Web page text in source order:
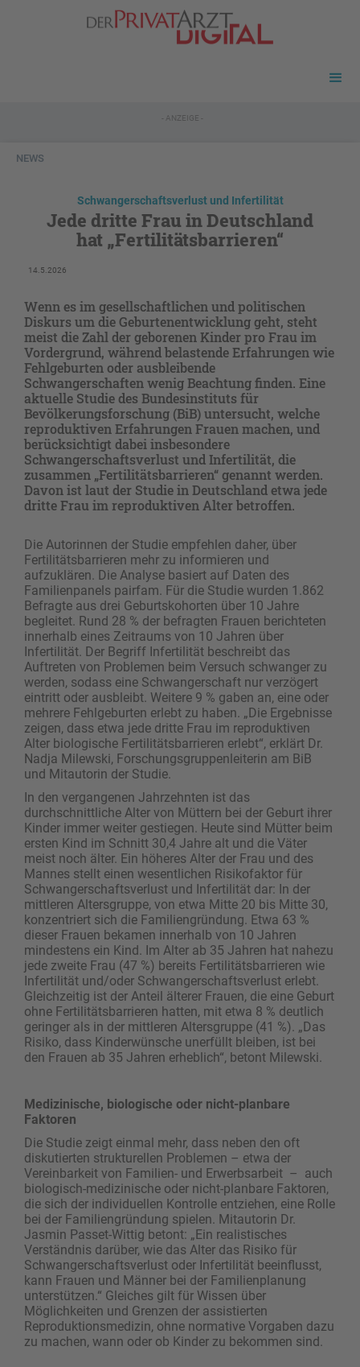
- ANZEIGE -
NEWS
Schwangerschaftsverlust und Infertilität
Jede dritte Frau in Deutschland
hat „Fertilitätsbarrieren“
14.5.2026
Wenn es im gesellschaftlichen und politischen
Diskurs um die Geburtenentwicklung geht, steht
meist die Zahl der geborenen Kinder pro Frau im
Vordergrund, während belastende Erfahrungen wie
Fehlgeburten oder ausbleibende
Schwangerschaften wenig Beachtung finden. Eine
aktuelle Studie des Bundesinstituts für
Bevölkerungsforschung (BiB) untersucht, welche
reproduktiven Erfahrungen Frauen machen, und
berücksichtigt dabei insbesondere
Schwangerschaftsverlust und Infertilität, die
zusammen „Fertilitätsbarrieren“ genannt werden.
Davon ist laut der Studie in Deutschland etwa jede
dritte Frau im reproduktiven Alter betroffen.
Die Autorinnen der Studie empfehlen daher, über
Fertilitätsbarrieren mehr zu informieren und
aufzuklären. Die Analyse basiert auf Daten des
Familienpanels pairfam. Für die Studie wurden 1.862
Befragte aus drei Geburtskohorten über 10 Jahre
begleitet. Rund 28 % der befragten Frauen berichteten
innerhalb eines Zeitraums von 10 Jahren über
Infertilität. Der Begriff Infertilität beschreibt das
Auftreten von Problemen beim Versuch schwanger zu
werden, sodass eine Schwangerschaft nur verzögert
eintritt oder ausbleibt. Weitere 9 % gaben an, eine oder
mehrere Fehlgeburten erlebt zu haben. „Die Ergebnisse
zeigen, dass etwa jede dritte Frau im reproduktiven
Alter biologische Fertilitätsbarrieren erlebt“, erklärt Dr.
Nadja Milewski, Forschungsgruppenleiterin am BiB
und Mitautorin der Studie.
In den vergangenen Jahrzehnten ist das
durchschnittliche Alter von Müttern bei der Geburt ihrer
Kinder immer weiter gestiegen. Heute sind Mütter beim
ersten Kind im Schnitt 30,4 Jahre alt und die Väter
meist noch älter. Ein höheres Alter der Frau und des
Mannes stellt einen wesentlichen Risikofaktor für
Schwangerschaftsverlust und Infertilität dar: In der
mittleren Altersgruppe, von etwa Mitte 20 bis Mitte 30,
konzentriert sich die Familiengründung. Etwa 63 %
dieser Frauen bekamen innerhalb von 10 Jahren
mindestens ein Kind. Im Alter ab 35 Jahren hat nahezu
jede zweite Frau (47 %) bereits Fertilitätsbarrieren wie
Infertilität und/oder Schwangerschaftsverlust erlebt.
Gleichzeitig ist der Anteil älterer Frauen, die eine Geburt
ohne Fertilitätsbarrieren hatten, mit etwa 8 % deutlich
geringer als in der mittleren Altersgruppe (41 %). „Das
Risiko, dass Kinderwünsche unerfüllt bleiben, ist bei
den Frauen ab 35 Jahren erheblich“, betont Milewski.
Medizinische, biologische oder nicht-planbare
Faktoren
Die Studie zeigt einmal mehr, dass neben den oft
diskutierten strukturellen Problemen – etwa der
Vereinbarkeit von Familien- und Erwerbsarbeit – auch
biologisch-medizinische oder nicht-planbare Faktoren,
die sich der individuellen Kontrolle entziehen, eine Rolle
bei der Familiengründung spielen. Mitautorin Dr.
Jasmin Passet-Wittig betont: „Ein realistisches
Verständnis darüber, wie das Alter das Risiko für
Schwangerschaftsverlust oder Infertilität beeinflusst,
kann Frauen und Männer bei der Familienplanung
unterstützen.“ Gleiches gilt für Wissen über
Möglichkeiten und Grenzen der assistierten
Reproduktionsmedizin, ohne normative Vorgaben dazu
zu machen, wann oder ob Kinder zu bekommen sind.